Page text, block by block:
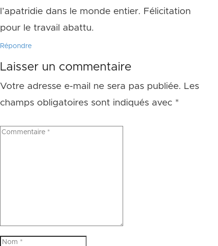
l’apatridie dans le monde entier. Félicitation
pour le travail abattu.
Répondre
Laisser un commentaire
Votre adresse e-mail ne sera pas publiée. Les
champs obligatoires sont indiqués avec *